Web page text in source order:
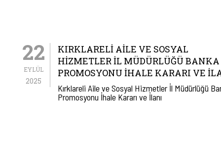
22
EYLÜL
2025
KIRKLARELI AILE VE SOSYAL
HIZMETLER İL MÜDÜRLÜĞÜ BANKA
PROMOSYONU İHALE KARARI VE
Kırklareli Aile ve Sosyal Hizmetler İl Müdürlüğü
Promosyonu İhale Kararı ve İlanı